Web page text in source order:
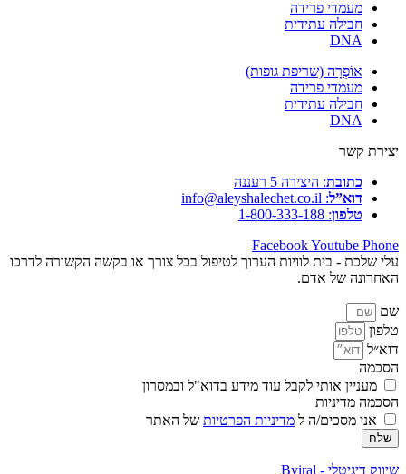
מעמדי פרידה
חבילה עתידית
DNA
אוֹפְרָה (שריפת גופות)
מעמדי פרידה
חבילה עתידית
DNA
יצירת קשר
כתובת: היצירה 5 רעננה
דוא”ל: info@aleyshalechet.co.il
טלפון: 1-800-333-188
FacebookYoutube Phone
עלי שלכת - בית לוויות הערוך לטיפול בכל צורך או בקשה הקשורה לדרכו
האחרונה של אדם.
שם
טלפון
דוא״ל
הסכמה
מעניין אותי לקבל עוד מידע בדוא"ל ובמסרון
הסכמה מדיניות
אני מסכים/ה ל מדיניות הפרטיות של האתר
שלח
שיווק דיגיטלי - Bviral